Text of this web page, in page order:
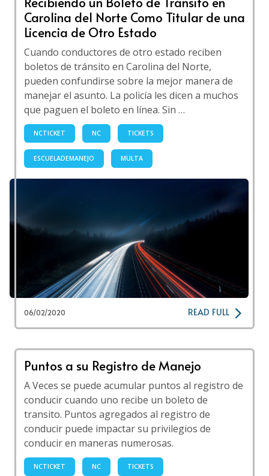
Carolina del Norte Como Titular de una
Licencia de Otro Estado
Cuando conductores de otro estado reciben
boletos de tránsito en Carolina del Norte,
pueden confundirse sobre la mejor manera de
manejar el asunto. La policía les dicen a muchos
que paguen el boleto en línea. Sin …
NCTICKET NC TICKETS
ESCUELADEMANEJO MULTA
06/02/2020 READ FULL
Puntos a su Registro de Manejo
A Veces se puede acumular puntos al registro de
conducir cuando uno recibe un boleto de
transito. Puntos agregados al registro de
conducir puede impactar su privilegios de
conducir en maneras numerosas.
NCTICKET NC TICKETS